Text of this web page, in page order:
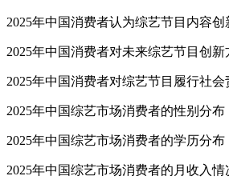
2025年中国消费者认为综艺节目内容
2025年中国消费者对未来综艺节目创新
2025年中国消费者对综艺节目履行社会
2025年中国综艺市场消费者的性别分布
2025年中国综艺市场消费者的学历分布
2025年中国综艺市场消费者的月收入情